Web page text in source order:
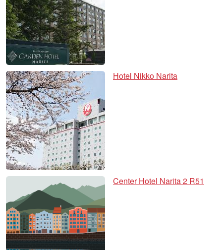
Hotel Nikko Narita
Center Hotel Narita 2 R51